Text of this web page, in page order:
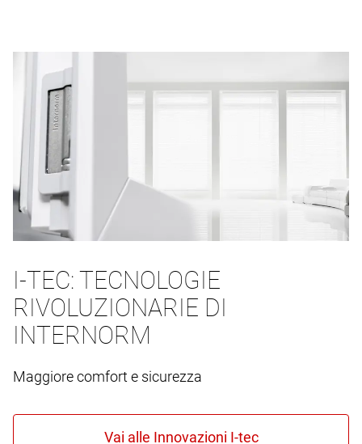
I-TEC: TECNOLOGIE
RIVOLUZIONARIE DI
INTERNORM
Maggiore comfort e sicurezza